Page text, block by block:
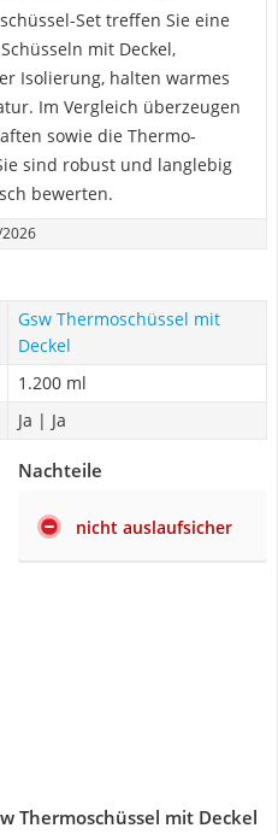
Set treffen Sie eine
mit Deckel,
Isolierung, halten warmes
Im Vergleich überzeugen
sowie die Thermo-
sind robust und langlebig
bewerten.
Gsw Thermoschüssel mit
Deckel
1.200 ml
Ja | Ja
Nachteile
nicht auslaufsicher
Thermoschüssel mit Deckel